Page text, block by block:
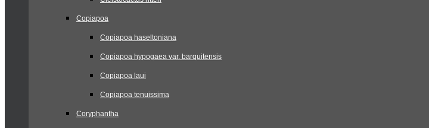
Copiapoa
Copiapoa haseltoniana
Copiapoa hypogaea var. barquitensis
Copiapoa laui
Copiapoa tenuissima
Coryphantha